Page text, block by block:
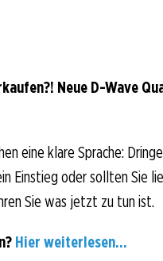
Neue D-Wave
eine klare Sprache:
Einstieg oder sollten Sie
Sie was jetzt zu tun ist.
Hier weiterlesen...